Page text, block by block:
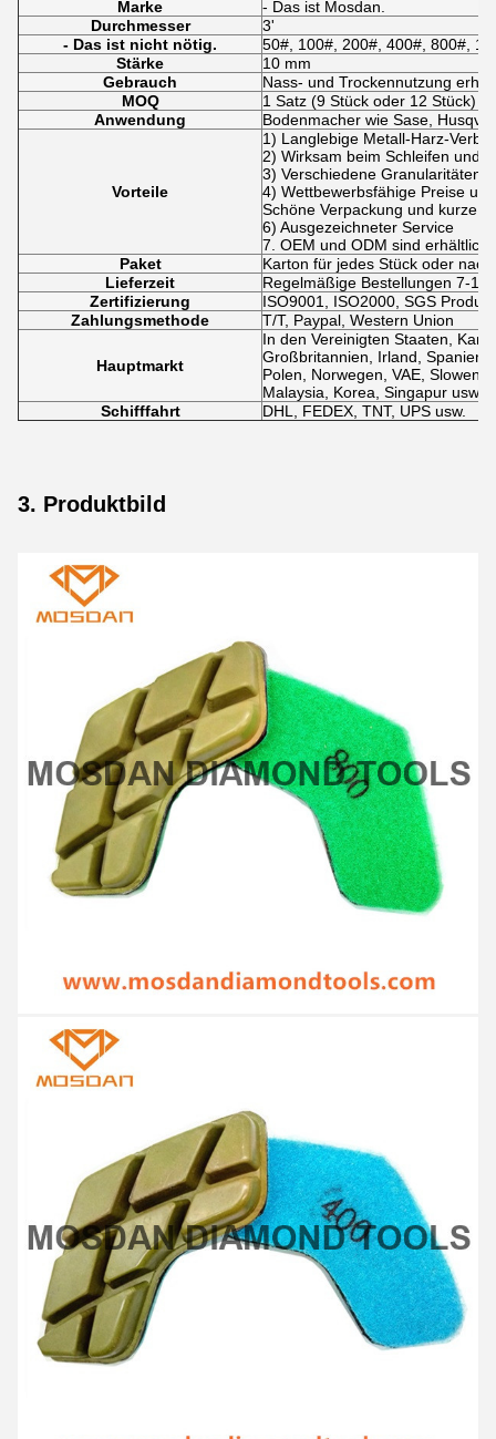
Marke
- Das ist Mosdan.
Durchmesser
3'
- Das ist nicht nötig.
50#, 100#, 200#, 400#, 800#,
Stärke
10 mm
Gebrauch
Nass- und Trockennutzung
MOQ
1 Satz (9 Stück oder 12 Stück)
Anwendung
Bodenmacher wie Sase,
Vorteile
1) Langlebige Metall-Harz-
2) Wirksam beim Schleifen und
3) Verschiedene Granularitäten
4) Wettbewerbsfähige Preise
Schöne Verpackung und kurze
6) Ausgezeichneter Service
7. OEM und ODM sind erhältlich.
Paket
Karton für jedes Stück oder
Lieferzeit
Regelmäßige Bestellungen 7-10
Zertifizierung
ISO9001, ISO2000, SGS
Zahlungsmethode
T/T, Paypal, Western Union
Hauptmarkt
In den Vereinigten Staaten,
Großbritannien, Irland, Spanien,
Polen, Norwegen, VAE,
Malaysia, Korea, Singapur usw.
Schifffahrt
DHL, FEDEX, TNT, UPS usw.
3. Produktbild